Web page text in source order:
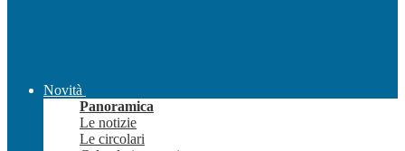
Novità
Panoramica
Le notizie
Le circolari